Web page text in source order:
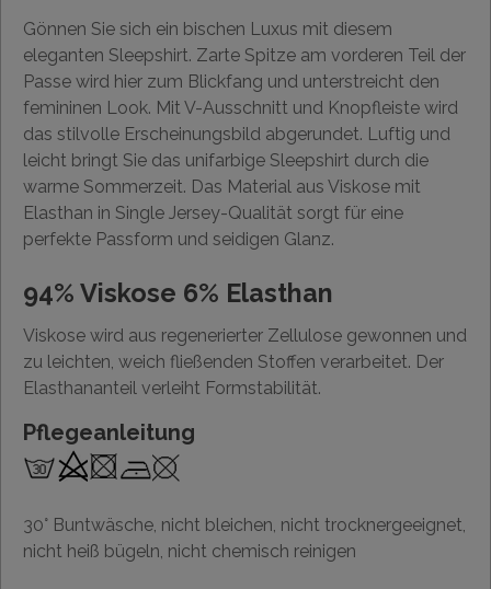
Gönnen Sie sich ein bischen Luxus mit diesem
eleganten Sleepshirt. Zarte Spitze am vorderen Teil der
Passe wird hier zum Blickfang und unterstreicht den
femininen Look. Mit V-Ausschnitt und Knopfleiste wird
das stilvolle Erscheinungsbild abgerundet. Luftig und
leicht bringt Sie das unifarbige Sleepshirt durch die
warme Sommerzeit. Das Material aus Viskose mit
Elasthan in Single Jersey-Qualität sorgt für eine
perfekte Passform und seidigen Glanz.
94% Viskose 6% Elasthan
Viskose wird aus regenerierter Zellulose gewonnen und
zu leichten, weich fließenden Stoffen verarbeitet. Der
Elasthananteil verleiht Formstabilität.
Pflegeanleitung
30° Buntwäsche, nicht bleichen, nicht trocknergeeignet,
nicht heiß bügeln, nicht chemisch reinigen